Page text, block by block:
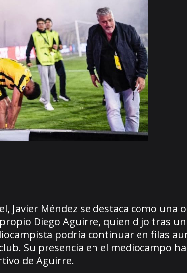
Javier Méndez se destaca como una
Diego Aguirre, quien dijo tras
podría continuar en filas
Su presencia en el mediocampo
de Aguirre.